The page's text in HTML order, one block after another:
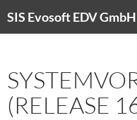
Inhalt
SIS Evosoft EDV
(RELEASE